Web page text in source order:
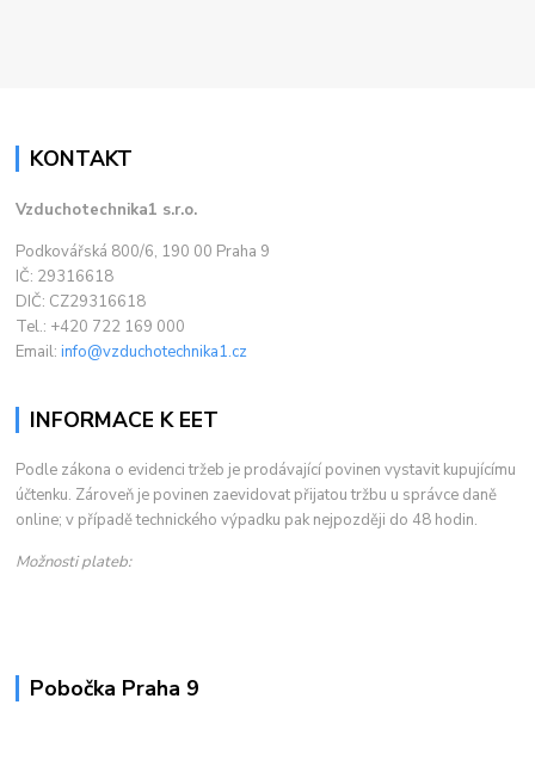
KONTAKT
Vzduchotechnika1 s.r.o.
Podkovářská 800/6, 190 00 Praha 9
IČ: 29316618
DIČ: CZ29316618
Tel.: +420 722 169 000
Email:info@vzduchotechnika1.cz
INFORMACE K EET
Podle zákona o evidenci tržeb je prodávající povinen vystavit kupujícímu
účtenku. Zároveň je povinen zaevidovat přijatou tržbu u správce daně
online; v případě technického výpadku pak nejpozději do 48 hodin.
Možnosti plateb:
Pobočka Praha 9